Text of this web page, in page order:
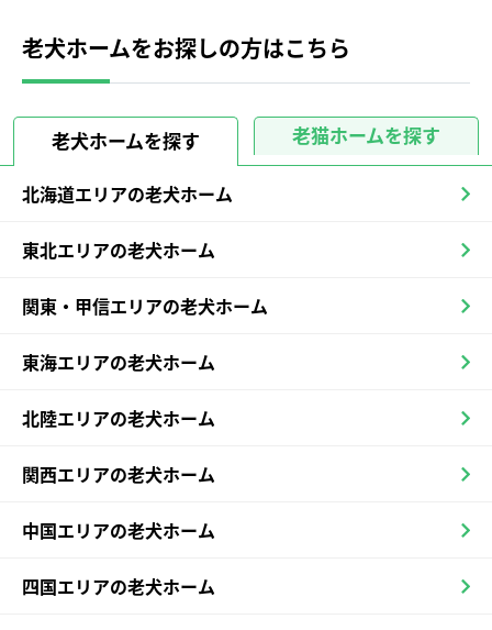
老犬ホームをお探しの方はこちら
老犬ホームを探す 老猫ホームを探す
北海道エリアの老犬ホーム
東北エリアの老犬ホーム
関東・甲信エリアの老犬ホーム
東海エリアの老犬ホーム
北陸エリアの老犬ホーム
関西エリアの老犬ホーム
中国エリアの老犬ホーム
四国エリアの老犬ホーム